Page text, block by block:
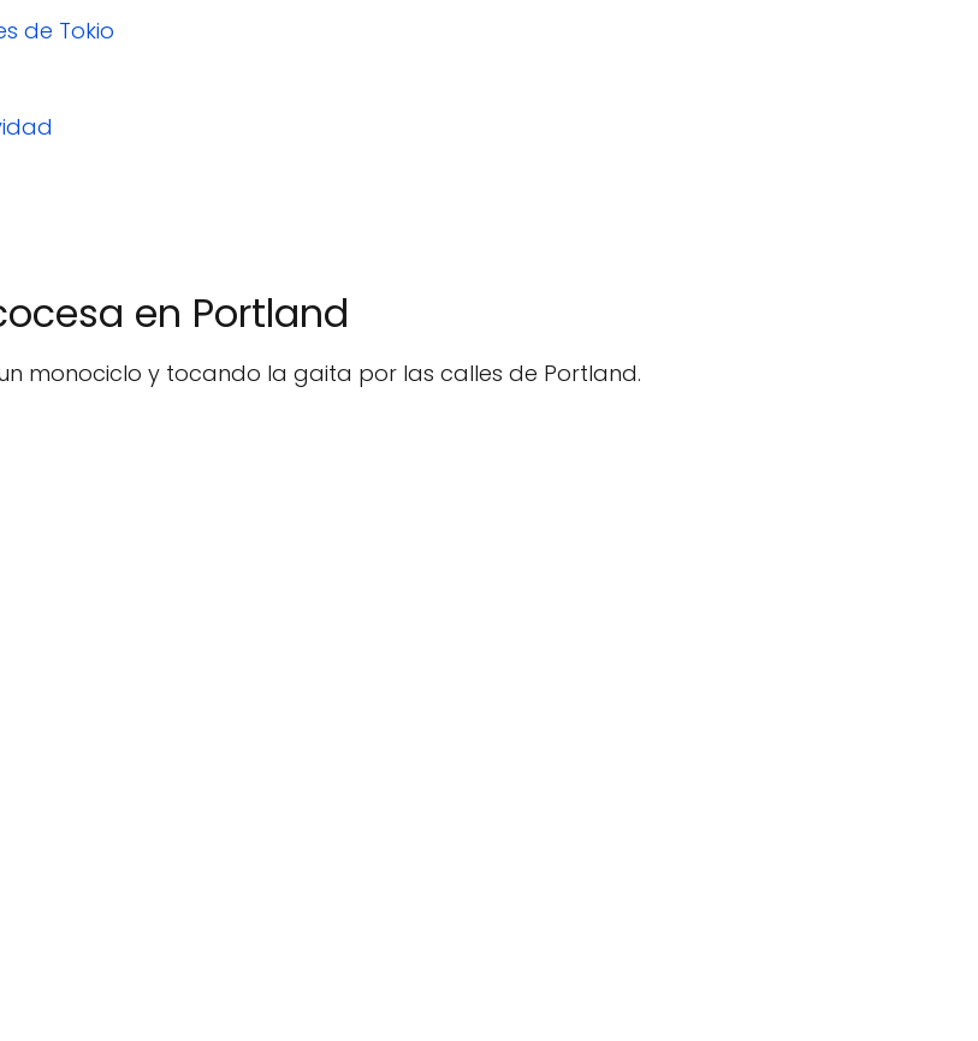
de Tokio
en Portland
monociclo y tocando la gaita por las calles de Portland.